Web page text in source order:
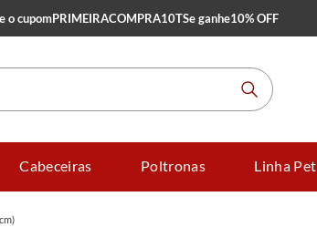
o cupomPRIMEIRACOMPRA10TSe ganhe10% OFF
Cabeceiras Poltronas Linha Pet